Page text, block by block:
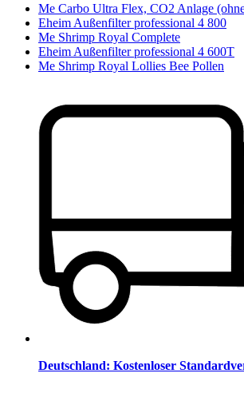
Me Carbo Ultra Flex, CO2 Anlage
Eheim Außenfilter professional 4 800
Me Shrimp Royal Complete
Eheim Außenfilter professional 4 600T
Me Shrimp Royal Lollies Bee Pollen
Deutschland: Kostenloser